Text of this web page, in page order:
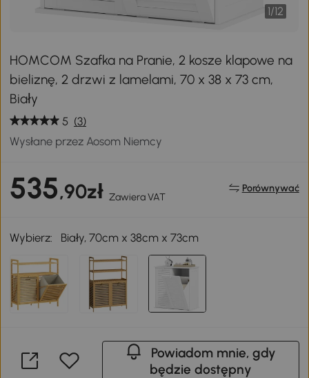
1/12
HOMCOM Szafka na Pranie, 2 kosze klapowe na
bieliznę, 2 drzwi z lamelami, 70 x 38 x 73 cm,
Biały
5 (3)
Wysłane przez Aosom Niemcy
535,90zł Zawiera VAT
Porównywać
Wybierz: Biały, 70cm x 38cm x 73cm
Powiadom mnie, gdy
będzie dostępny